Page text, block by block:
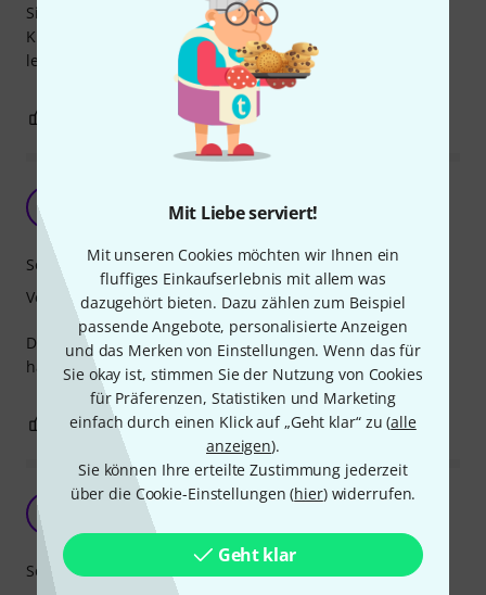
Mit Liebe serviert!
Mit unseren Cookies möchten wir Ihnen ein
fluffiges Einkaufserlebnis mit allem was
dazugehört bieten. Dazu zählen zum Beispiel
passende Angebote, personalisierte Anzeigen
und das Merken von Einstellungen. Wenn das für
Sie okay ist, stimmen Sie der Nutzung von Cookies
für Präferenzen, Statistiken und Marketing
einfach durch einen Klick auf „Geht klar“ zu (alle
anzeigen).
Sie können Ihre erteilte Zustimmung jederzeit
über die Cookie-Einstellungen (hier) widerrufen.
Geht klar
Sieht gut aus, spielt sehr gut. Gerade für Anfänger oder
Kinder (die ja nicht unbedingt große Sorgfalt an den Tag
legen) eine gute Wahl.
BEWERTUNG MELDEN
Adste 02.01.2022
Der mitgelieferte Bogen von meinem günstigen Schülerset
hat mich nicht überzeugt. Dieser hier ist deutlich besser!
Sound
Verarbeitung
1 BEWERTUNG MELDEN
Guter Schülerbogen
Sound